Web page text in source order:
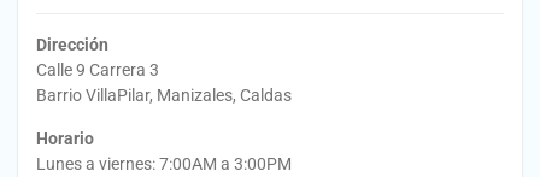
Dirección
Calle 9 Carrera 3
Barrio VillaPilar, Manizales, Caldas
Horario
Lunes a viernes: 7:00AM a 3:00PM